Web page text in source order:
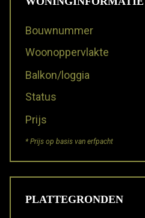
Bouwnummer
Woonoppervlakte
Balkon/loggia
Status
Prijs
* Prijs op basis van erfpacht
PLATTEGRONDEN